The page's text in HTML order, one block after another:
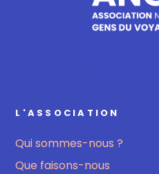
L'ASSOCIATION
Qui sommes-nous ?
Que faisons-nous